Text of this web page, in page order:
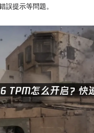
誤提示等問題。